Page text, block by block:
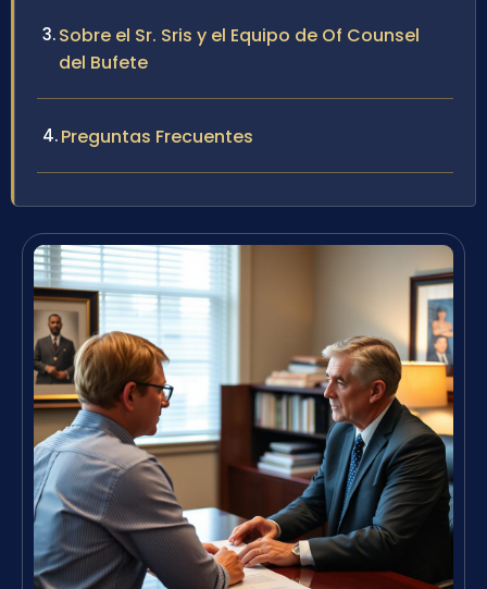
Sobre el Sr. Sris y el Equipo de Of Counsel
del Bufete
Preguntas Frecuentes